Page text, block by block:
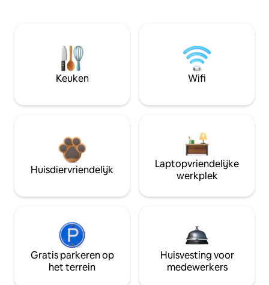
Keuken Wifi
Huisdiervriendelijk
Laptopvriendelijke
werkplek
Gratis parkeren op
het terrein
Huisvesting voor
medewerkers